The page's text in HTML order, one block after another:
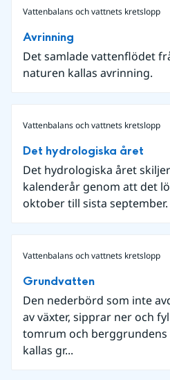
Vattenbalans och vattnets kretslopp
Avrinning
Det samlade vattenflödet
naturen kallas avrinning.
Vattenbalans och vattnets kretslopp
Det hydrologiska året
Det hydrologiska året
kalenderår genom att det
oktober till sista september.
Vattenbalans och vattnets kretslopp
Grundvatten
Den nederbörd som inte
av växter, sipprar ner och
tomrum och berggrundens
kallas gr...